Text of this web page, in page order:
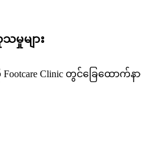
မှုများ
Clinic တွင်ခြေထောက်န